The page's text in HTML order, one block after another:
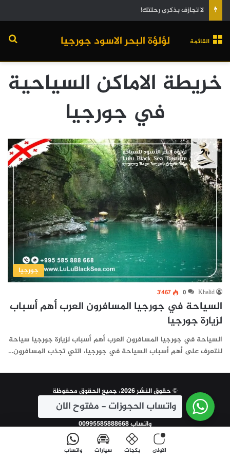
لا تجازف بذكرى رحلتك!
لؤلؤة البحر الاسود جورجيا القائمة
خريطة الاماكن السياحية
في جورجيا
جورجيا
Khalid
0 3٬467
السياحة في جورجيا المسافرون العرب أهم أسباب
لزيارة جورجيا
السياحة في جورجيا المسافرون العرب أهم أسباب لزيارة جورجيا سياحة
لنتعرف على أهم أسباب السياحة في جورجيا، التي تجذب المسافرون…
© حقوق النشر 2026، جميع الحقوق محفوظة
| تم التطوير و الاعلان بواسطةسين تكنولوجي
واتساب 00995585888668
الاولى بكجات سيارات واتساب
واتساب الحجوزات - مفتوح الان